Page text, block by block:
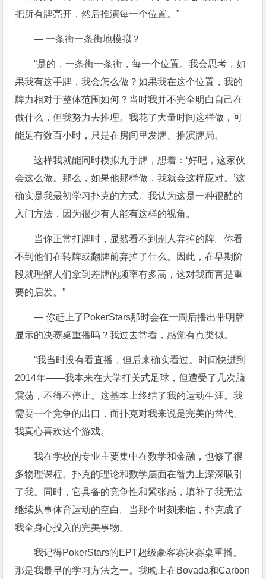
把所有牌亮开，然后推演每一个位置。”
— 一条街一条街地模拟？
“是的，一条街一条街，每一个位置。我会思考，如
果我有这手牌，我会怎么做？如果我在这个位置，我的
牌力相对于整体范围如何？当时我并不完全明白自己在
做什么，但我努力去推理。我花了大量时间这样做，可
能足有数百小时，只是在房间里发牌、推演牌局。
这样我就能同时模拟九手牌，想着：‘好吧，这家伙
会这么做。那么，如果他那样做，我就会这样应对。’这
确实是我最初学习扑克的方式。我认为这是一种很酷的
入门方法，因为很少有人能有这样的视角。
当你正常打牌时，显然看不到别人弃掉的牌。你看
不到他们在转牌或翻牌前弃掉了什么。因此，在早期阶
段就理解人们拿到差牌的频率有多高，这对我而言是重
要的启发。”
— 你赶上了PokerStars那时会在一周后播出带明牌
显示的决赛桌重播吗？我过去常看，感觉有点类似。
“我当时没有看直播，但后来确实看过。时间快进到
2014年——我本来在大学打美式足球，但遭受了几次脑
震荡，不得不停止。这基本上终结了我的运动生涯。我
需要一个竞争的出口，而扑克对我来说是完美的替代。
我真心喜欢这个游戏。
我在学校的专业主要集中在数学和金融，也修了很
多物理课程。扑克的理论和数学层面在智力上深深吸引
了我。同时，它具备的竞争性和紧张感，填补了我无法
继续从事体育运动的空白。当那个时刻来临，扑克成了
我全身心投入的完美事物。
我记得PokerStars的EPT超级豪客赛决赛桌重播。
那是我最早的学习方法之一。我晚上在Bovada和Carbon